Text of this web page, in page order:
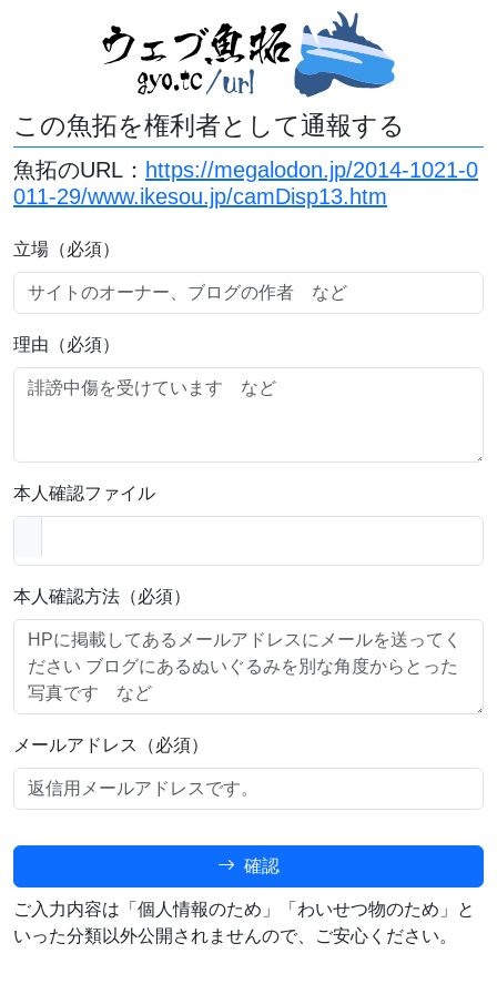
この魚拓を権利者として通報する
魚拓のURL： https://megalodon.jp/2014-1021-0
011-29/www.ikesou.jp/camDisp13.htm
立場（必須）
理由（必須）
本人確認ファイル
本人確認方法（必須）
メールアドレス（必須）
確認
ご入力内容は「個人情報のため」「わいせつ物のため」と
いった分類以外公開されませんので、ご安心ください。